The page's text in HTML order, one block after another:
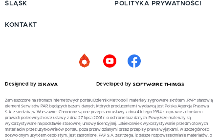
ŚLĄSK POLITYKA PRYWATNOŚCI
KONTAKT
Designed by Developed by
Zamieszczone na stronach internetowych portalu Dziennik Metropolii materiały sygnowane skrótem „PAP” stanowią
element Serwisów PAP, będących bazami danych, których producentem i wydawcą jest Polska Agencja Prasowa
S.A. z siedzibą w Warszawie. Chronione są one przepisami ustawy z dnia 4 lutego 1994 r. o prawie autorskim i
prawach pokrewnych oraz ustawy z dnia 27 lipca 2001 r. o ochronie baz danych. Powyższe materiały są
wykorzystywane na podstawie stosownej umowy licencyjnej. Jakiekolwiek wykorzystywanie przedmiotowych
materiałów przez użytkowników portalu, poza przewidzianymi przez przepisy prawa wyjątkami, w szczególności
dozwolonym użytkiem osobistym, jest zabronione. PAP S.A. zastrzega, iż dalsze rozpowszechnianie materiałów, o